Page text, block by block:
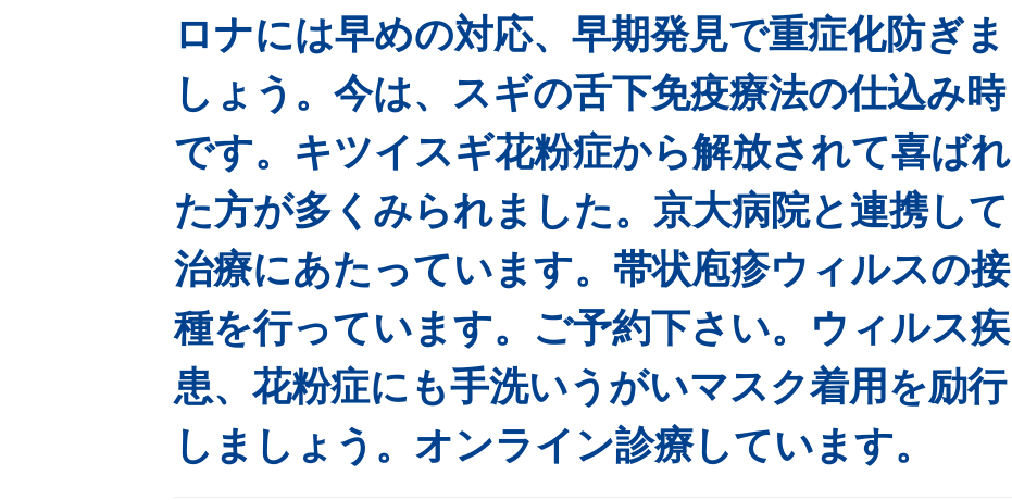
ロナには早めの対応、早期発見で重症化防ぎま
しょう。今は、スギの舌下免疫療法の仕込み時
です。キツイスギ花粉症から解放されて喜ばれ
た方が多くみられました。京大病院と連携して
治療にあたっています。帯状庖疹ウィルスの接
種を行っています。ご予約下さい。ウィルス疾
患、花粉症にも手洗いうがいマスク着用を励行
しましょう。オンライン診療しています。